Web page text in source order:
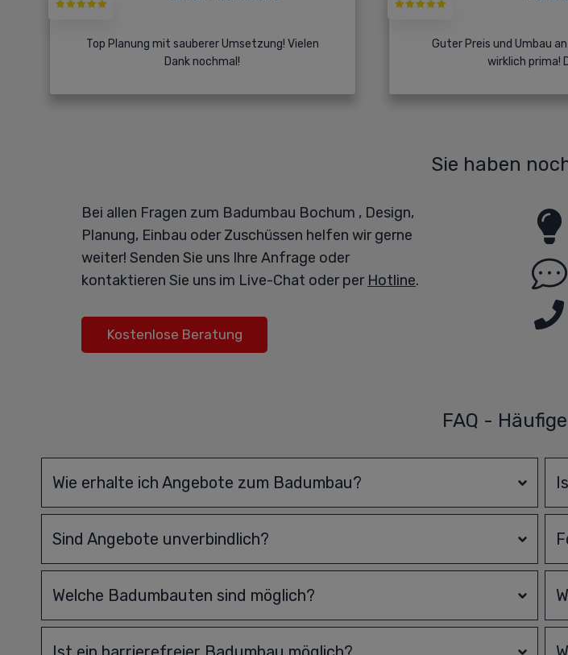
Top Planung mit sauberer Umsetzung! Vielen
Dank nochmal!
Guter Preis und Umbau
wirklich prima!
Sie haben
Bei allen Fragen zum Badumbau Bochum , Design,
Planung, Einbau oder Zuschüssen helfen wir gerne
weiter! Senden Sie uns Ihre Anfrage oder
kontaktieren Sie uns im Live-Chat oder per Hotline.
Kostenlose Beratung
FAQ -
Wie erhalte ich Angebote zum Badumbau?
Sind Angebote unverbindlich?
Welche Badumbauten sind möglich?